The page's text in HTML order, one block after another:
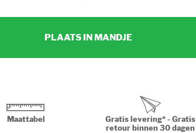
PLAATS IN MANDJE
Maattabel
Gratis levering* - Gratis
retour binnen 30 dagen